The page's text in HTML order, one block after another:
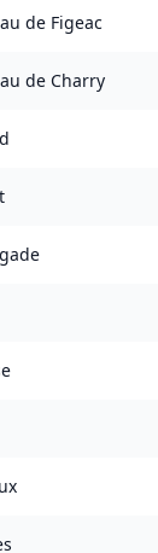
de Figeac
de Charry